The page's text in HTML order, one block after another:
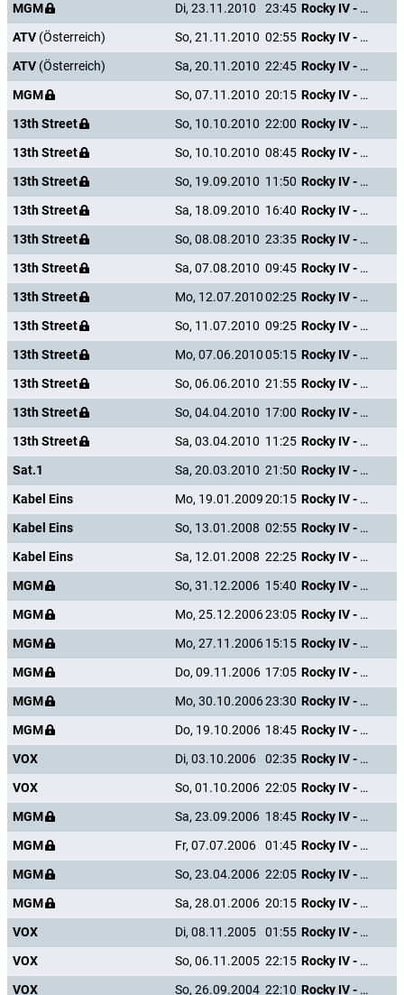
MGM
Di, 23.11.2010 23:45
Rocky IV - Der Kampf des Jahrhunderts
ATV (Österreich) So, 21.11.2010 02:55
Rocky IV - Der Kampf des Jahrhunderts
ATV (Österreich) Sa, 20.11.2010 22:45
Rocky IV - Der Kampf des Jahrhunderts
MGM
So, 07.11.2010 20:15
Rocky IV - Der Kampf des Jahrhunderts
13th Street
So, 10.10.2010 22:00
Rocky IV - Der Kampf des Jahrhunderts
13th Street
So, 10.10.2010 08:45
Rocky IV - Der Kampf des Jahrhunderts
13th Street
So, 19.09.2010 11:50
Rocky IV - Der Kampf des Jahrhunderts
13th Street
Sa, 18.09.2010 16:40
Rocky IV - Der Kampf des Jahrhunderts
13th Street
So, 08.08.2010 23:35
Rocky IV - Der Kampf des Jahrhunderts
13th Street
Sa, 07.08.2010 09:45
Rocky IV - Der Kampf des Jahrhunderts
13th Street
Mo, 12.07.201002:25
Rocky IV - Der Kampf des Jahrhunderts
13th Street
So, 11.07.2010 09:25
Rocky IV - Der Kampf des Jahrhunderts
13th Street
Mo, 07.06.201005:15
Rocky IV - Der Kampf des Jahrhunderts
13th Street
So, 06.06.2010 21:55
Rocky IV - Der Kampf des Jahrhunderts
13th Street
So, 04.04.2010 17:00
Rocky IV - Der Kampf des Jahrhunderts
13th Street
Sa, 03.04.2010 11:25
Rocky IV - Der Kampf des Jahrhunderts
Sat.1
Sa, 20.03.2010 21:50
Rocky IV - Der Kampf des Jahrhunderts
Kabel Eins
Mo, 19.01.200920:15
Rocky IV - Der Kampf des Jahrhunderts
Kabel Eins
So, 13.01.2008 02:55
Rocky IV - Der Kampf des Jahrhunderts
Kabel Eins
Sa, 12.01.2008 22:25
Rocky IV - Der Kampf des Jahrhunderts
MGM
So, 31.12.2006 15:40
Rocky IV - Der Kampf des Jahrhunderts
MGM
Mo, 25.12.200623:05
Rocky IV - Der Kampf des Jahrhunderts
MGM
Mo, 27.11.200615:15
Rocky IV - Der Kampf des Jahrhunderts
MGM
Do, 09.11.2006 17:05
Rocky IV - Der Kampf des Jahrhunderts
MGM
Mo, 30.10.200623:30
Rocky IV - Der Kampf des Jahrhunderts
MGM
Do, 19.10.2006 18:45
Rocky IV - Der Kampf des Jahrhunderts
VOX
Di, 03.10.2006 02:35
Rocky IV - Der Kampf des Jahrhunderts
VOX
So, 01.10.2006 22:05
Rocky IV - Der Kampf des Jahrhunderts
MGM
Sa, 23.09.2006 18:45
Rocky IV - Der Kampf des Jahrhunderts
MGM
Fr, 07.07.2006 01:45
Rocky IV - Der Kampf des Jahrhunderts
MGM
So, 23.04.2006 22:05
Rocky IV - Der Kampf des Jahrhunderts
MGM
Sa, 28.01.2006 20:15
Rocky IV - Der Kampf des Jahrhunderts
VOX
Di, 08.11.2005 01:55
Rocky IV - Der Kampf des Jahrhunderts
VOX
So, 06.11.2005 22:15
Rocky IV - Der Kampf des Jahrhunderts
VOX
So, 26.09.2004 22:10
Rocky IV - Der Kampf des Jahrhunderts